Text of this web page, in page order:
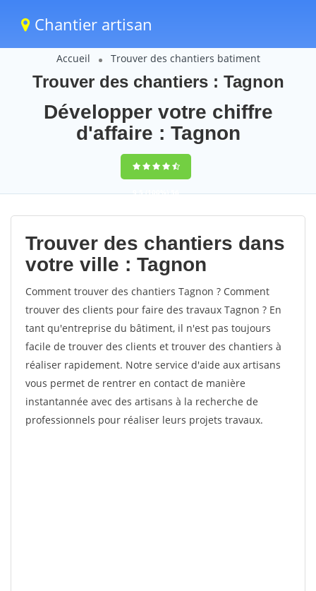
Chantier artisan
Accueil Trouver des chantiers batiment
Trouver des chantiers : Tagnon
Développer votre chiffre
d'affaire : Tagnon
9,5(100%)56
votes
Trouver des chantiers dans
votre ville : Tagnon
Comment trouver des chantiers Tagnon ? Comment
trouver des clients pour faire des travaux Tagnon ? En
tant qu'entreprise du bâtiment, il n'est pas toujours
facile de trouver des clients et trouver des chantiers à
réaliser rapidement. Notre service d'aide aux artisans
vous permet de rentrer en contact de manière
instantannée avec des artisans à la recherche de
professionnels pour réaliser leurs projets travaux.